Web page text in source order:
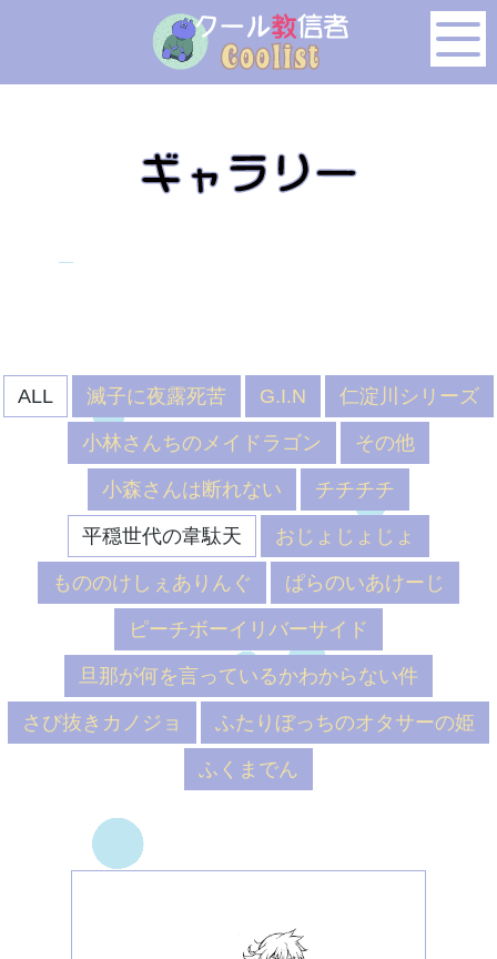
ALL 滅子に夜露死苦 G.I.N 仁淀川シリーズ
小林さんちのメイドラゴン その他
小森さんは断れない チチチチ
平穏世代の韋駄天 おじょじょじょ
もののけしぇありんぐ ぱらのいあけーじ
ピーチボーイリバーサイド
旦那が何を言っているかわからない件
さび抜きカノジョ ふたりぼっちのオタサーの姫
ふくまでん